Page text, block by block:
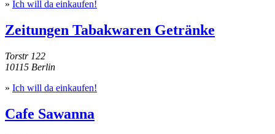
» Ich will da einkaufen!
Zeitungen Tabakwaren Getränke
Torstr 122
10115 Berlin
» Ich will da einkaufen!
Cafe Sawanna